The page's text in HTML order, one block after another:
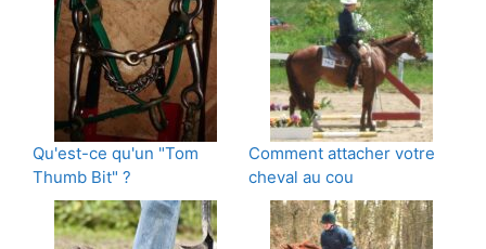
Qu'est-ce qu'un "Tom
Thumb Bit" ?
Comment attacher votre
cheval au cou